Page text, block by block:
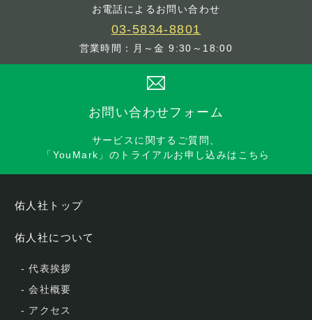
お電話によるお問い合わせ
03-5834-8801
営業時間：月～金 9:30～18:00
お問い合わせフォーム
サービスに関するご質問、
「YouMark」のトライアルお申し込みはこちら
佑人社トップ
佑人社について
- 代表挨拶
- 会社概要
- アクセス